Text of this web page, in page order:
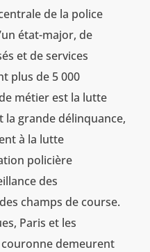
de la police
état-major, de
et de services
plus de 5 000
métier est la lutte
la grande délinquance,
à la lutte
policière
des
champs de course.
Paris et les
demeurent